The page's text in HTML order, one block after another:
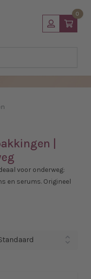
0
|
voor onderweg:
en serums. Origineel